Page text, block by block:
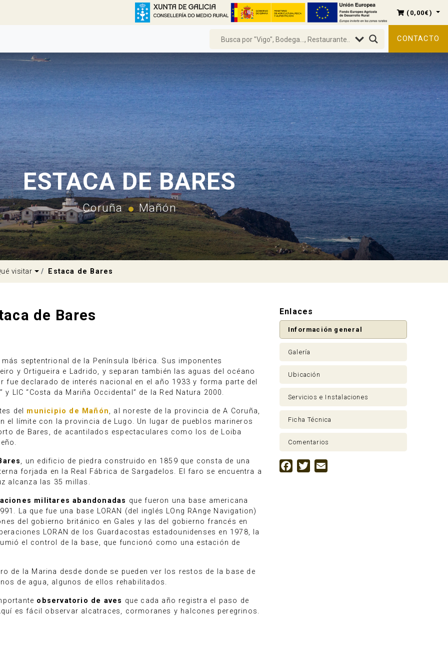
( 0,00€ )
CONTACTO
ESTACA DE BARES
Coruña Mañón
visitar Dropdown
Estaca de Bares
de Bares
septentrional de la Península Ibérica. Sus imponentes
y Ortigueira e Ladrido, y separan también las aguas del océano
fue declarado de interés nacional en el año 1933 y forma parte del
LIC “Costa da Mariña Occidental” de la Red Natura 2000.
del municipio de Mañón, al noreste de la provincia de A Coruña,
el límite con la provincia de Lugo. Un lugar de pueblos marineros
de Bares, de acantilados espectaculares como los de Loiba
, un edificio de piedra construido en 1859 que consta de una
forjada en la Real Fábrica de Sargadelos. El faro se encuentra a
alcanza las 35 millas.
militares abandonadas que fueron una base americana
La que fue una base LORAN (del inglés LOng RAnge Navigation)
del gobierno británico en Gales y las del gobierno francés en
LORAN de los Guardacostas estadounidenses en 1978, la
el control de la base, que funcionó como una estación de
de la Marina desde donde se pueden ver los restos de la base de
de agua, algunos de ellos rehabilitados.
observatorio de aves que cada año registra el paso de
es fácil observar alcatraces, cormoranes y halcones peregrinos.
Enlaces
Información general
Galería
Ubicación
Servicios e Instalaciones
Ficha Técnica
Comentarios
Facebook
Twitter